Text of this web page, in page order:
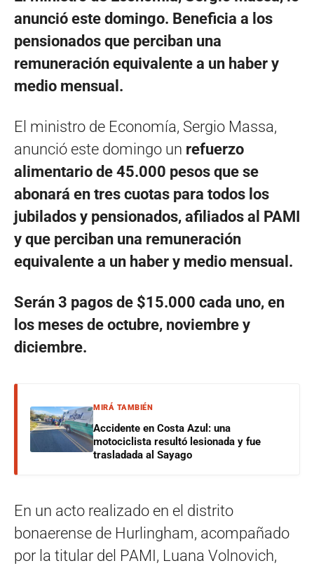
anunció este domingo. Beneficia a los
pensionados que perciban una
remuneración equivalente a un haber y
medio mensual.
El ministro de Economía, Sergio Massa,
anunció este domingo un refuerzo
alimentario de 45.000 pesos que se
abonará en tres cuotas para todos los
jubilados y pensionados, afiliados al PAMI
y que perciban una remuneración
equivalente a un haber y medio mensual.
Serán 3 pagos de $15.000 cada uno, en
los meses de octubre, noviembre y
diciembre.
MIRÁ TAMBIÉN
Accidente en Costa Azul: una
motociclista resultó lesionada y fue
trasladada al Sayago
En un acto realizado en el distrito
bonaerense de Hurlingham, acompañado
por la titular del PAMI, Luana Volnovich,